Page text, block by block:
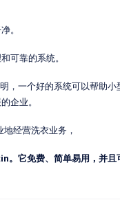
。
可靠的系统。
，一个好的系统可以帮助小
企业。
经营洗衣业务，
。它免费、简单易用，并且